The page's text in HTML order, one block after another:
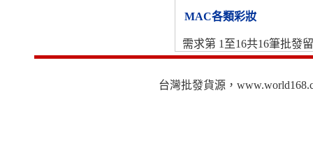
MAC各類彩妝
需求第 1至16共16筆批發
台灣批發貨源，